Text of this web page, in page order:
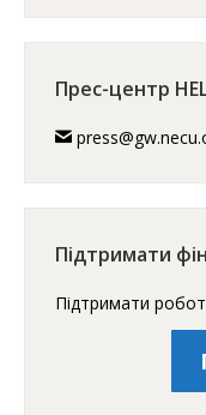
Прес-центр
Підтримати
Підтримати